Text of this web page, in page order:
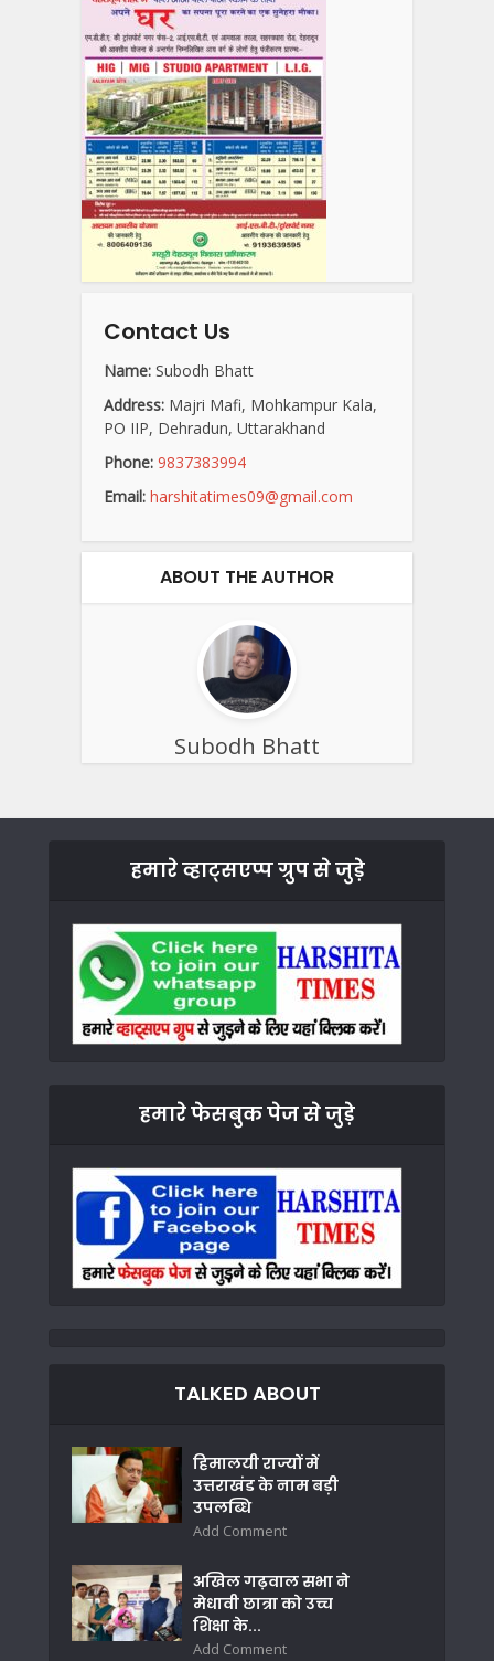
Contact Us
Name: Subodh Bhatt
Address: Majri Mafi, Mohkampur Kala,
PO IIP, Dehradun, Uttarakhand
Phone: 9837383994
Email: harshitatimes09@gmail.com
ABOUT THE AUTHOR
Subodh Bhatt
हमारे व्हाट्सएप्प ग्रुप से जुड़े
हमारे फेसबुक पेज से जुड़े
TALKED ABOUT
हिमालयी राज्यों में
उत्तराखंड के नाम बड़ी
उपलब्धि
Add Comment
अखिल गढ़वाल सभा ने
मेधावी छात्रा को उच्च
शिक्षा के...
Add Comment